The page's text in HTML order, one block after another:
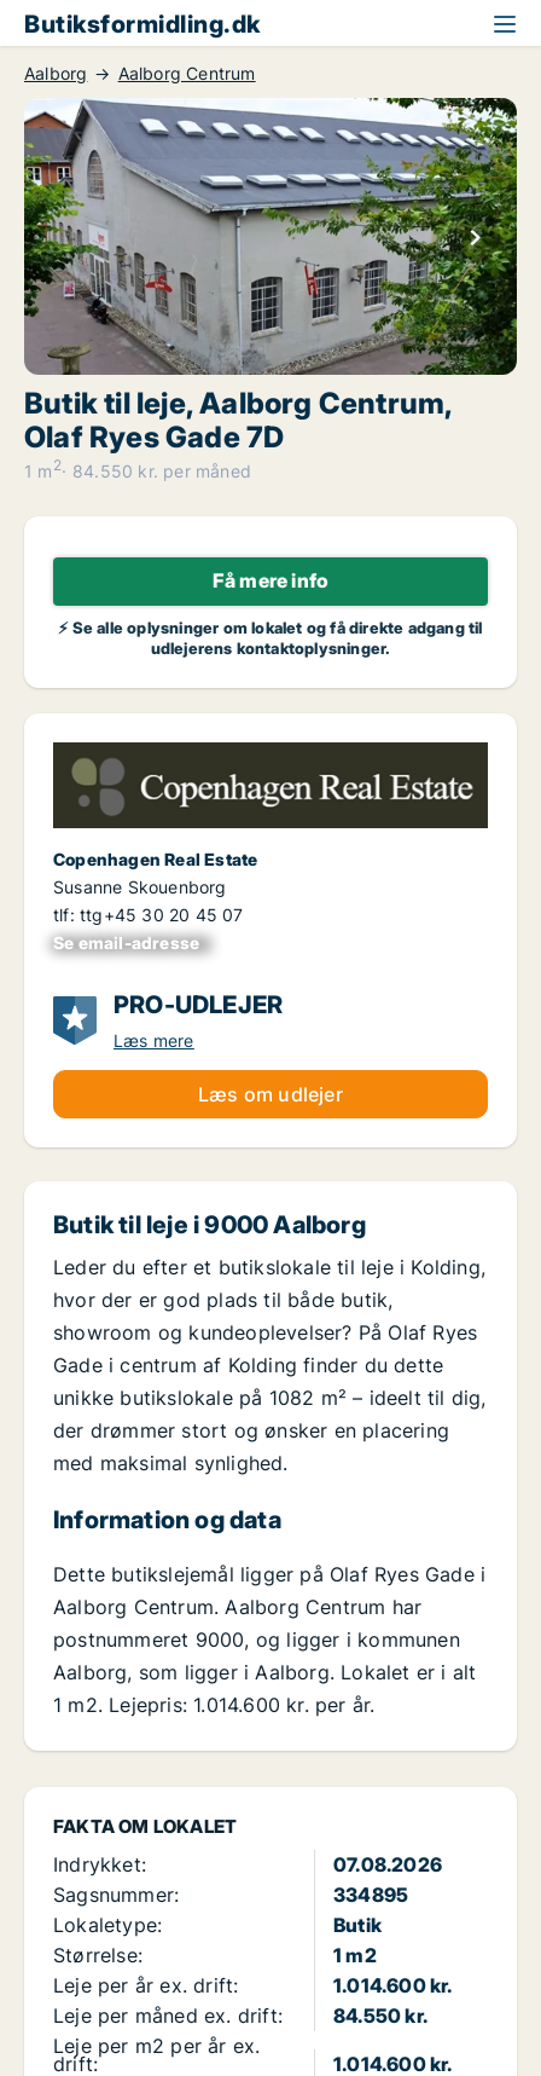
Butiksformidling.dk
Aalborg Aalborg Centrum
Butik til leje, Aalborg Centrum,
Olaf Ryes Gade 7D
1 m 2 84.550 kr. per måned
Få mere info
⚡ Se alle oplysninger om lokalet og få direkte adgang til
udlejerens kontaktoplysninger.
Copenhagen Real Estate
Susanne Skouenborg
tlf: ttg+45 30 20 45 07
Se email-adresse
xxxxxxxxxxxxxxxx
PRO-UDLEJER
Læs mere
Læs om udlejer
FAKTA OM LOKALET
Indrykket:
07.08.2026
Sagsnummer:
334895
Lokaletype:
Butik
Størrelse:
1 m2
Leje per år ex. drift:
1.014.600 kr.
Leje per måned ex. drift:
84.550 kr.
Leje per m2 per år ex.
drift: 1.014.600 kr.
Butik til leje i 9000 Aalborg
Leder du efter et butikslokale til leje i Kolding,
hvor der er god plads til både butik,
showroom og kundeoplevelser? På Olaf Ryes
Gade i centrum af Kolding finder du dette
unikke butikslokale på 1082 m² – ideelt til dig,
der drømmer stort og ønsker en placering
med maksimal synlighed.
Information og data
Dette butikslejemål ligger på Olaf Ryes Gade i
Aalborg Centrum. Aalborg Centrum har
postnummeret 9000, og ligger i kommunen
Aalborg, som ligger i Aalborg. Lokalet er i alt
1 m2. Lejepris: 1.014.600 kr. per år.